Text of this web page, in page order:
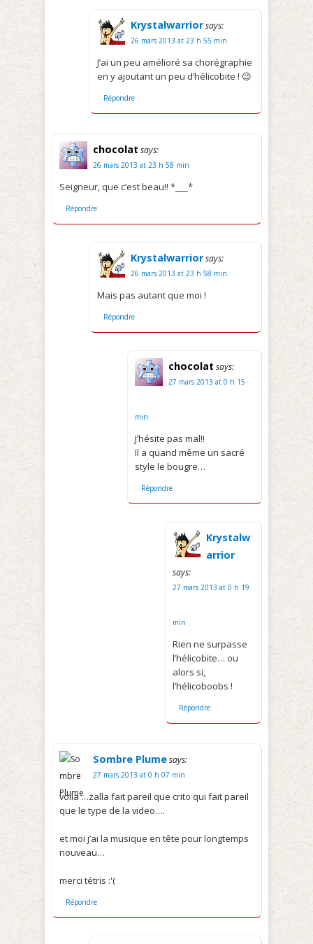
Krystalwarriorsays:
26 mars 2013 at 23 h 55 min
J’ai un peu amélioré sa chorégraphie
en y ajoutant un peu d’hélicobite ! 😉
Répondre
chocolat says:
26 mars 2013 at 23 h 58 min
Seigneur, que c’est beau!! *___*
Répondre
Krystalwarriorsays:
26 mars 2013 at 23 h 58 min
Mais pas autant que moi !
Répondre
chocolat says:
27 mars 2013 at 0 h 15
min
J’hésite pas mal!!
Il a quand même un sacré
style le bougre…
Répondre
Krystalw
arrior
says:
27 mars 2013 at 0 h 19
min
Rien ne surpasse
l’hélicobite… ou
alors si,
l’hélicoboobs !
Répondre
Sombre Plumesays:
27 mars 2013 at 0 h 07 min
voila …zalla fait pareil que crito qui fait pareil
que le type de la video….
et moi j’ai la musique en tête pour longtemps
nouveau…
merci tétris :'(
Répondre